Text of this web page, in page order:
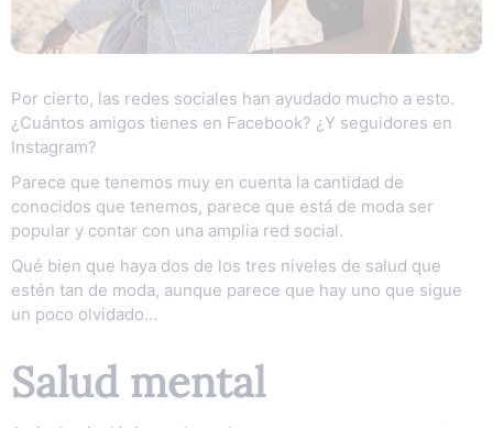
Por cierto, las redes sociales han ayudado mucho a esto.
¿Cuántos amigos tienes en Facebook? ¿Y seguidores en
Instagram?
Parece que tenemos muy en cuenta la cantidad de
conocidos que tenemos, parece que está de moda ser
popular y contar con una amplia red social.
Qué bien que haya dos de los tres niveles de salud que
estén tan de moda, aunque parece que hay uno que sigue
un poco olvidado…
Salud mental